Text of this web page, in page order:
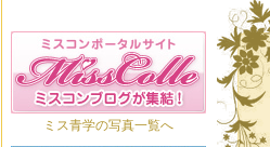
ミス青学の写真一覧へ